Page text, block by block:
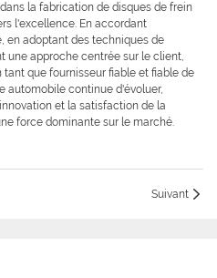
la fabrication de disques de frein
l'excellence. En accordant
en adoptant des techniques de
une approche centrée sur le client,
que fournisseur fiable et fiable de
automobile continue d'évoluer,
et la satisfaction de la
force dominante sur le marché.
Suivant